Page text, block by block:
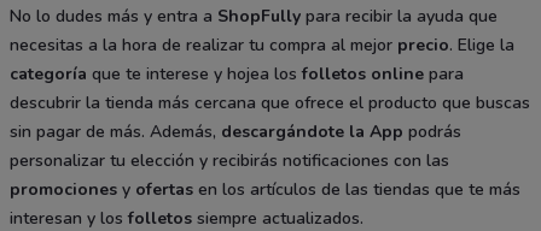
No lo dudes más y entra a ShopFully para recibir la ayuda que
necesitas a la hora de realizar tu compra al mejor precio. Elige la
categoría que te interese y hojea losfolletos online para
descubrir la tienda más cercana que ofrece el producto que buscas
sin pagar de más. Además, descargándote la App podrás
personalizar tu elección y recibirás notificaciones con las
promociones y ofertas en los artículos de las tiendas que te más
interesan y losfolletos siempre actualizados.